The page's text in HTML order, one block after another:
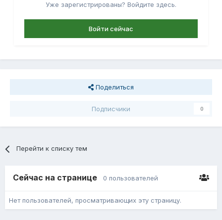
Уже зарегистрированы? Войдите здесь.
Войти сейчас
Поделиться
Подписчики 0
Перейти к списку тем
Сейчас на странице 0 пользователей
Нет пользователей, просматривающих эту страницу.